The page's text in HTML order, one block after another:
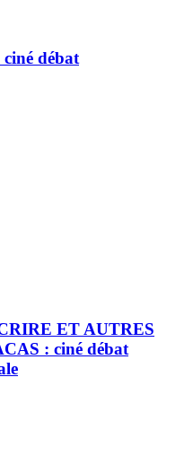
débat
ET AUTRES
: ciné débat